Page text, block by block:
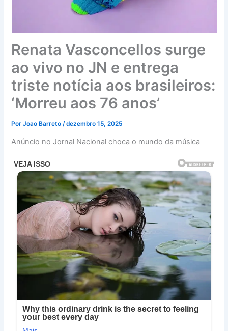
Renata Vasconcellos surge
ao vivo no JN e entrega
triste notícia aos brasileiros:
‘Morreu aos 76 anos’
PorJoao Barreto/dezembro 15, 2025
Anúncio no Jornal Nacional choca o mundo da música